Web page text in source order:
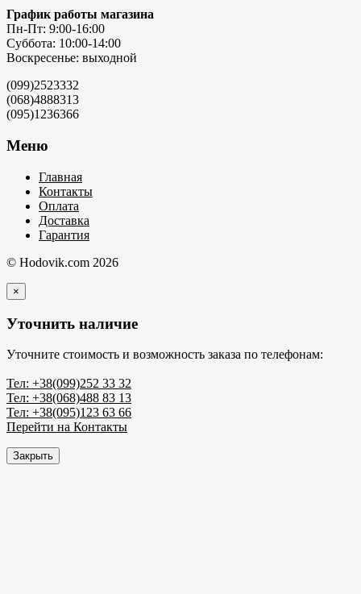
График работы магазина
Пн-Пт: 9:00-16:00
Суббота: 10:00-14:00
Воскресенье: выходной
(099)2523332
(068)4888313
(095)1236366
Меню
Главная
Контакты
Оплата
Доставка
Гарантия
© Hodovik.com 2026
×
Уточнить наличие
Уточните стоимость и возможность заказа по телефонам:
Тел: +38(099)252 33 32
Тел: +38(068)488 83 13
Тел: +38(095)123 63 66
Перейти на Контакты
Закрыть